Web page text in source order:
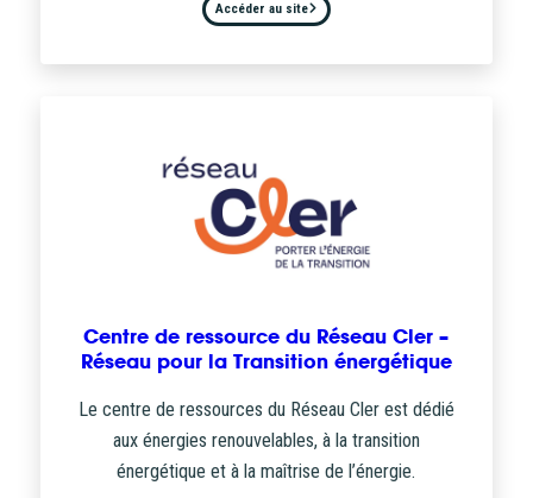
Accéder au site
Centre de ressource du Réseau Cler –
Réseau pour la Transition énergétique
Le centre de ressources du Réseau Cler est dédié
aux énergies renouvelables, à la transition
énergétique et à la maîtrise de l’énergie.